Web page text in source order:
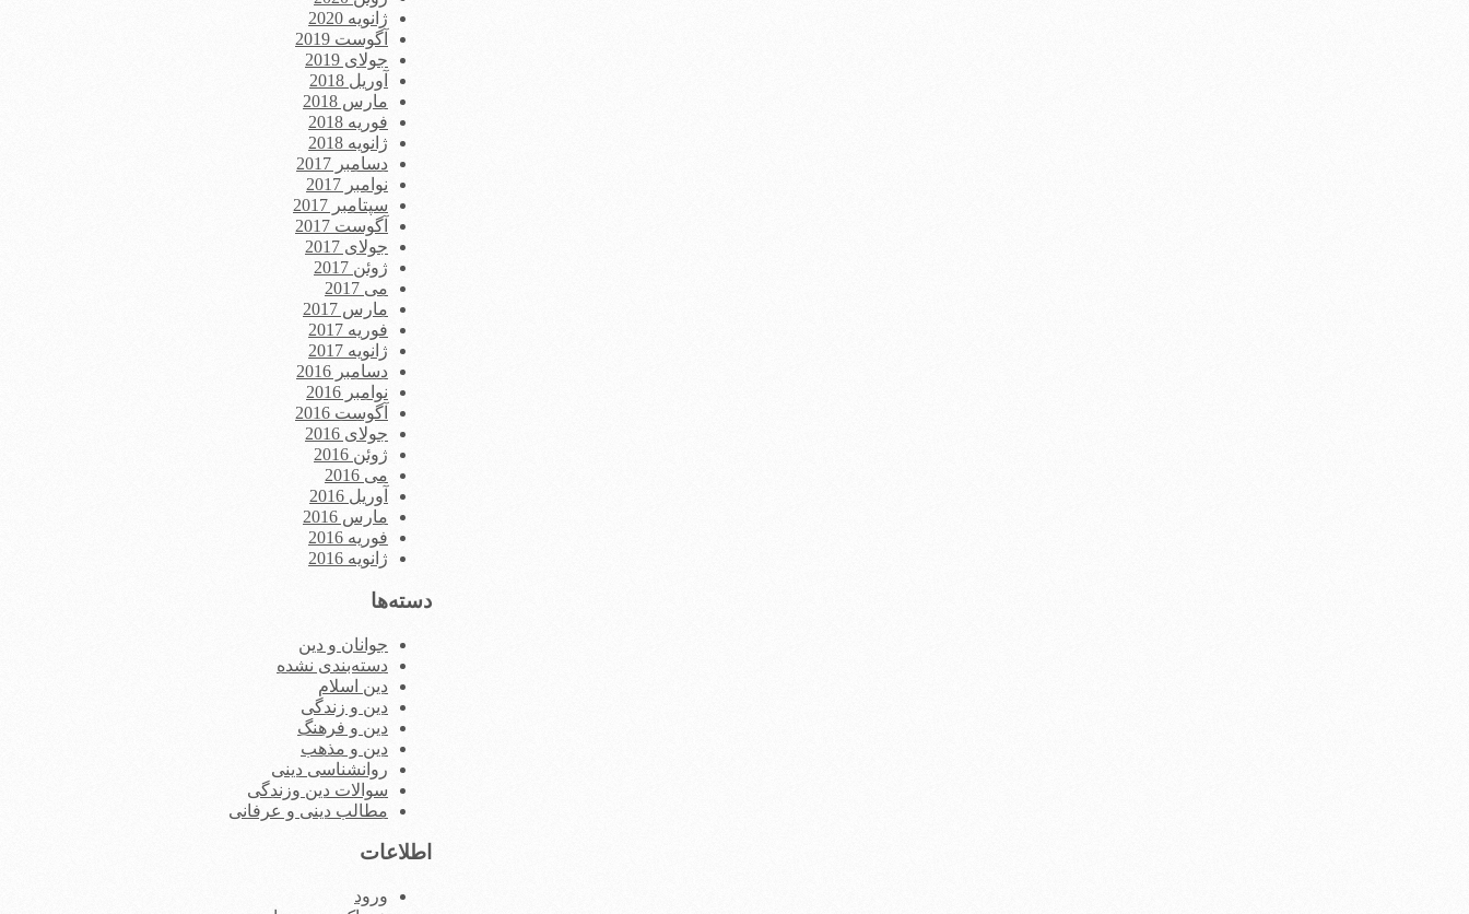
ژانویه 2020
آگوست 2019
جولای 2019
آوریل 2018
مارس 2018
فوریه 2018
ژانویه 2018
دسامبر 2017
نوامبر 2017
سپتامبر 2017
آگوست 2017
جولای 2017
ژوئن 2017
می 2017
مارس 2017
فوریه 2017
ژانویه 2017
دسامبر 2016
نوامبر 2016
آگوست 2016
جولای 2016
ژوئن 2016
می 2016
آوریل 2016
مارس 2016
فوریه 2016
ژانویه 2016
دسته‌ها
جوانان و دین
دسته‌بندی نشده
دین اسلام
دین و زندگی
دین و فرهنگ
دین و مذهب
روانشناسی دینی
سوالات دین وزندگی
مطالب دینی و عرفانی
اطلاعات
ورود